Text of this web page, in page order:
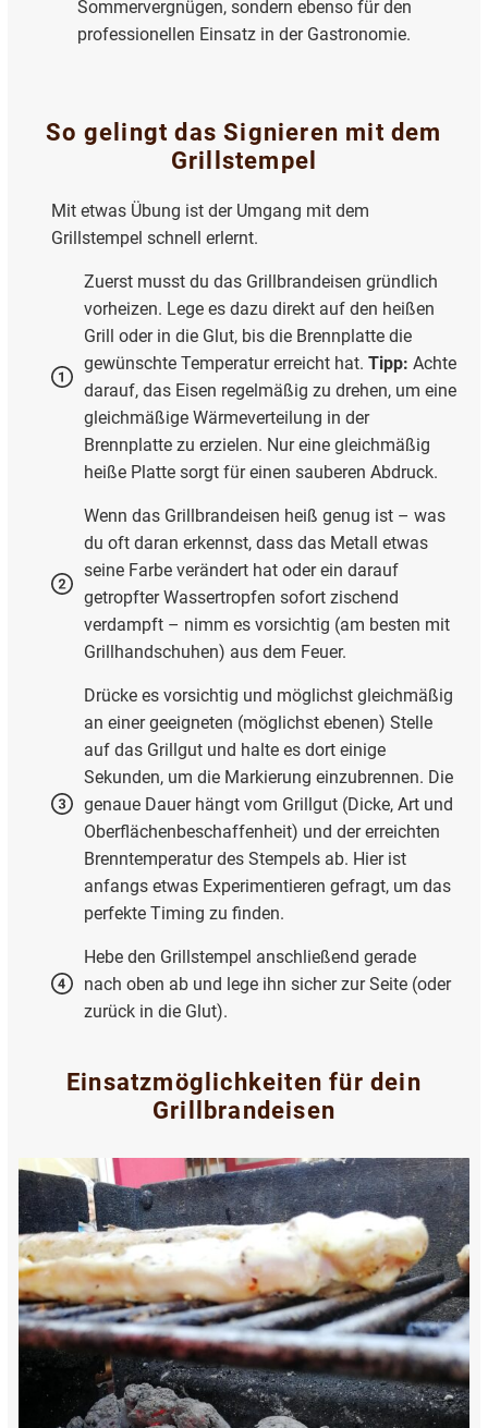
Sommervergnügen, sondern ebenso für den
professionellen Einsatz in der Gastronomie.
So gelingt das Signieren mit dem
Grillstempel
Mit etwas Übung ist der Umgang mit dem
Grillstempel schnell erlernt.
Zuerst musst du das Grillbrandeisen gründlich
vorheizen. Lege es dazu direkt auf den heißen
Grill oder in die Glut, bis die Brennplatte die
gewünschte Temperatur erreicht hat.Tipp: Achte
darauf, das Eisen regelmäßig zu drehen, um eine
gleichmäßige Wärmeverteilung in der
Brennplatte zu erzielen. Nur eine gleichmäßig
heiße Platte sorgt für einen sauberen Abdruck.
Wenn das Grillbrandeisen heiß genug ist – was
du oft daran erkennst, dass das Metall etwas
seine Farbe verändert hat oder ein darauf
getropfter Wassertropfen sofort zischend
verdampft – nimm es vorsichtig (am besten mit
Grillhandschuhen) aus dem Feuer.
Drücke es vorsichtig und möglichst gleichmäßig
an einer geeigneten (möglichst ebenen) Stelle
auf das Grillgut und halte es dort einige
Sekunden, um die Markierung einzubrennen. Die
genaue Dauer hängt vom Grillgut (Dicke, Art und
Oberflächenbeschaffenheit) und der erreichten
Brenntemperatur des Stempels ab. Hier ist
anfangs etwas Experimentieren gefragt, um das
perfekte Timing zu finden.
Hebe den Grillstempel anschließend gerade
nach oben ab und lege ihn sicher zur Seite (oder
zurück in die Glut).
Einsatzmöglichkeiten für dein
Grillbrandeisen